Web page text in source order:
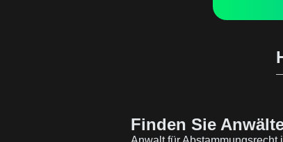
Finden Sie